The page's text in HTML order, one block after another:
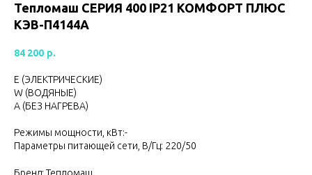
Тепломаш CЕРИЯ 400 IP21 КОМФОРТ ПЛЮС
КЭВ-П4144A
84 200 р.
Е (ЭЛЕКТРИЧЕСКИЕ)
W (ВОДЯНЫЕ)
А (БЕЗ НАГРЕВА)
Режимы мощности, кВт:-
Параметры питающей сети, В/Гц: 220/50